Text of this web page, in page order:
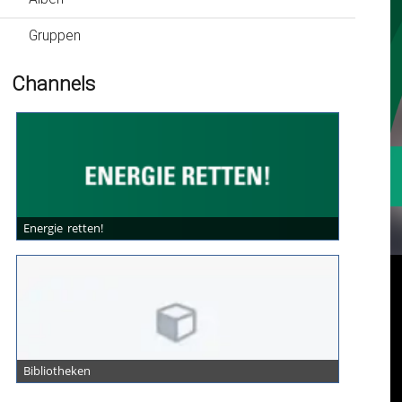
Gruppen
Channels
Energie retten!
Bibliotheken